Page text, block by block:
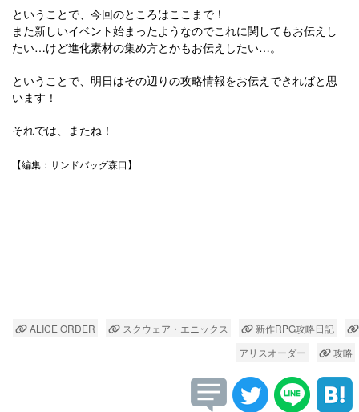
ということで、今回のところはここまで！
また新しいイベント始まったようなのでこれに関してもお伝えし
たい…けど進化素材の集め方とかもお伝えしたい…。
ということで、明日はその辺りの攻略情報をお伝えできればと思
います！
それでは、またね！
【編集：サンドバッグ森口】
ALICE ORDER スクウェア・エニックス
新作RPG攻略日記
アリスオーダー
攻略